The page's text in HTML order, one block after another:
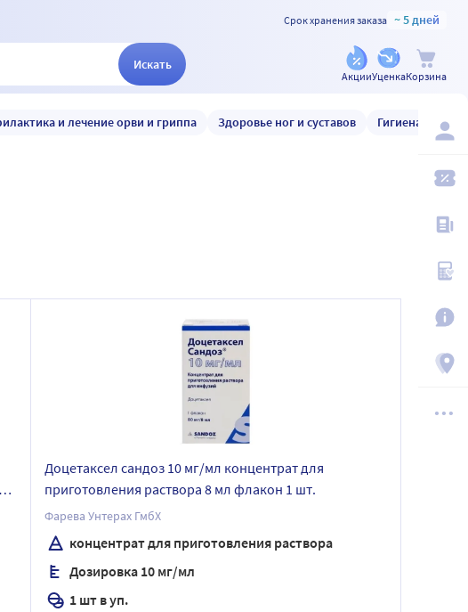
Срок хранения заказа ~ 5 дней
Искать
АкцииУценкаКорзина
и лечение орви и гриппа Здоровье ног и суставов Гигиена и уход
Доцетаксел сандоз 10 мг/мл концентрат для
приготовления раствора 8 мл флакон 1 шт.
Фарева Унтерах ГмбХ
концентрат для приготовления раствора
Дозировка 10 мг/мл
1 шт в уп.